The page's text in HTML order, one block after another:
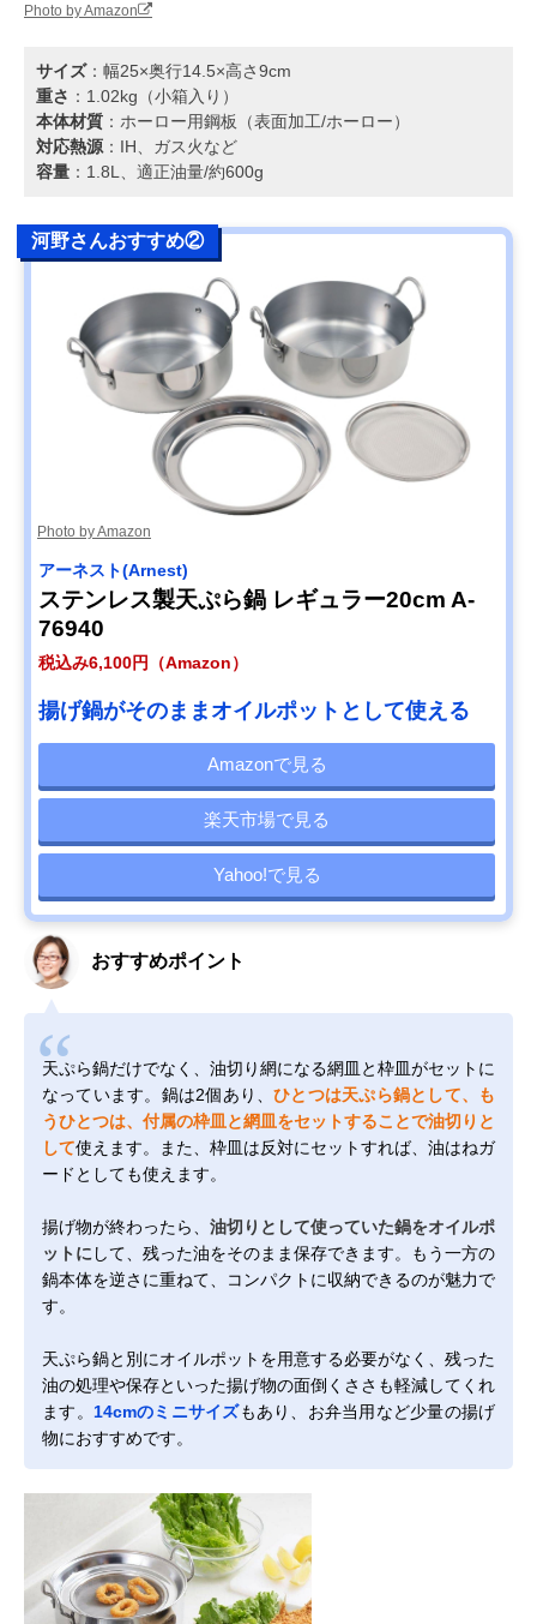
Photo by Amazon
サイズ：幅25×奥行14.5×高さ9cm
重さ ：1.02kg（小箱入り）
本体材質 ：ホーロー用鋼板（表面加工/ホーロー）
対応熱源 ：IH、ガス火など
容量 ：1.8L、適正油量/約600g
河野さんおすすめ②
Photo by Amazon
アーネスト(Arnest)
ステンレス製天ぷら鍋 レギュラー20cm A-
76940
税込み6,100円（Amazon）
揚げ鍋がそのままオイルポットとして使える
Amazonで見る
楽天市場で見る
Yahoo!で見る
おすすめポイント
天ぷら鍋だけでなく、油切り網になる網皿と枠皿がセットに
なっています。鍋は2個あり、ひとつは天ぷら鍋として、も
うひとつは、付属の枠皿と網皿をセットすることで油切りと
して使えます。また、枠皿は反対にセットすれば、油はねガ
ードとしても使えます。
揚げ物が終わったら、 油切りとして使っていた鍋をオイルポ
ットに して、残った油をそのまま保存できます。もう一方の
鍋本体を逆さに重ねて、コンパクトに収納できるのが魅力で
す。
天ぷら鍋と別にオイルポットを用意する必要がなく、残った
油の処理や保存といった揚げ物の面倒くささも軽減してくれ
ます。 14cmのミニサイズもあり、お弁当用など少量の揚げ
物におすすめです。